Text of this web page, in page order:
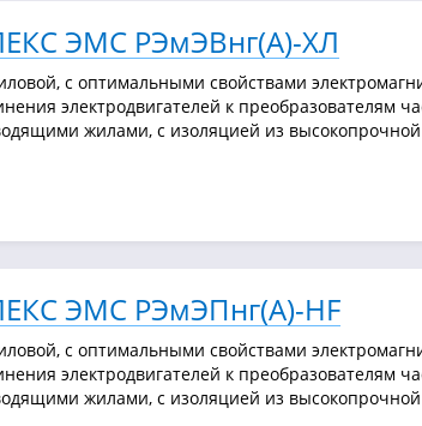
ЭМС РЭмЭВнг(А)-ХЛ
с оптимальными свойствами
электродвигателей к преобразователям
жилами, с изоляцией из
ЭМС РЭмЭПнг(А)-HF
с оптимальными свойствами
электродвигателей к преобразователям
жилами, с изоляцией из